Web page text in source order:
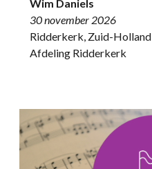
Wim Daniels
30 november 2026
Ridderkerk, Zuid-Holland
Afdeling Ridderkerk